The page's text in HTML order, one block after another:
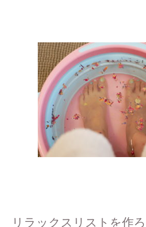
リラックスリストを作ろ